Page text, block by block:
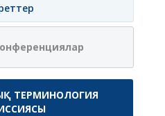
ТЕРМИНОЛОГИЯ